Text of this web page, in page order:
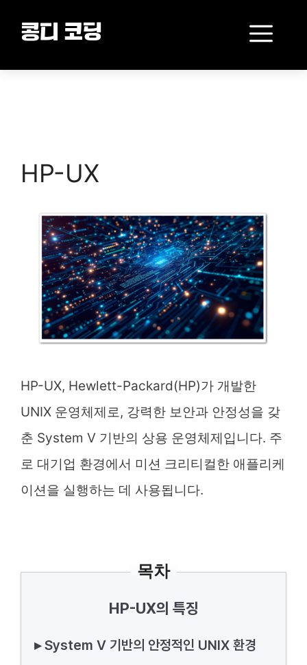
content콩디 코딩
HP-UX
HP-UX, Hewlett-Packard(HP)가 개발한
UNIX 운영체제로, 강력한 보안과 안정성을 갖
춘 System V 기반의 상용 운영체제입니다. 주
로 대기업 환경에서 미션 크리티컬한 애플리케
이션을 실행하는 데 사용됩니다.
목차
HP-UX의 특징
▸ System V 기반의 안정적인 UNIX 환경